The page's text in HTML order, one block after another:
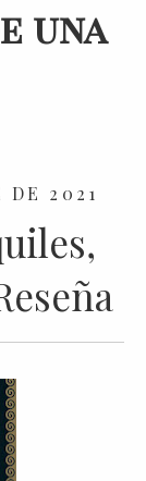
una
DE 2021